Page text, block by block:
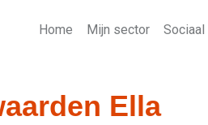
Home Mijn sector Sociaal
Ella